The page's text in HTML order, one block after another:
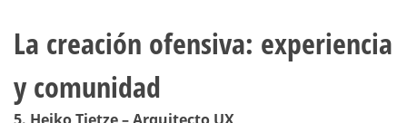
La creación ofensiva: experiencia
y comunidad